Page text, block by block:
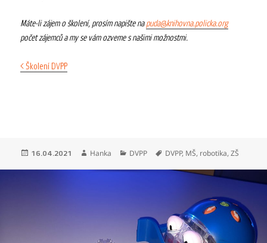
Máte-li zájem o školení, prosím napište napuda@knihovna.policka.org
počet zájemců a my se vám ozveme s našimi možnostmi.
< Školení DVPP
Publikováno:
16.04.2021 Autor:
Hanka Rubriky:
DVPP Štítky:
DVPP, MŠ, robotika,ZŠ